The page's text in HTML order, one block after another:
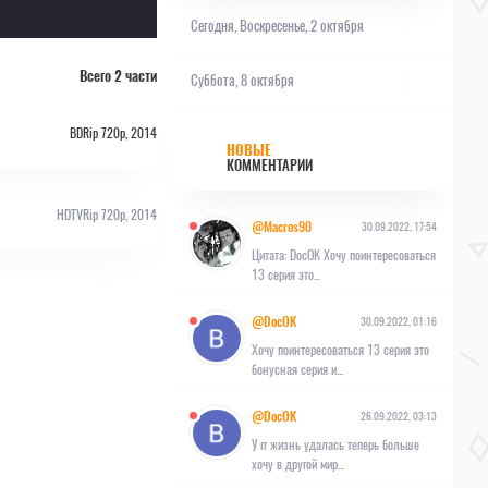
Всего 2 части
BDRip 720p, 2014
HDTVRip 720p, 2014
Сегодня, Воскресенье, 2 октября
Суббота, 8 октября
НОВЫЕ
КОММЕНТАРИИ
@Macros90 30.09.2022, 17:54
Цитата: DocOK Хочу поинтересоваться
13 серия это...
@DocOK 30.09.2022, 01:16
Хочу поинтересоваться 13 серия это
бонусная серия и...
@DocOK 26.09.2022, 03:13
У гг жизнь удалась теперь больше
хочу в другой мир...